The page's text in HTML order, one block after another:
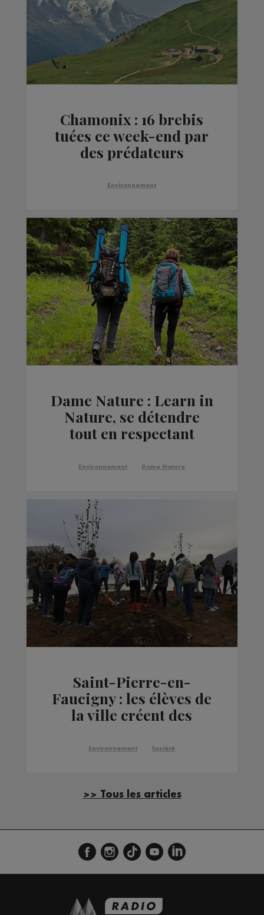
Chamonix : 16 brebis
tuées ce week-end par
des prédateurs
Environnement
Dame Nature : Learn in
Nature, se détendre
tout en respectant
Environnement Dame Nature
Saint-Pierre-en-
Faucigny : les élèves de
la ville créent des
Environnement Société
>> Tous les articles